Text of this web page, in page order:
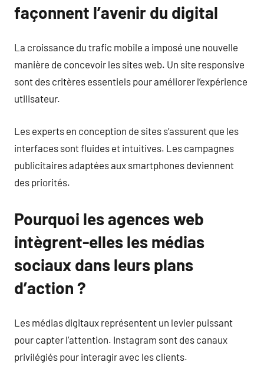
façonnent l’avenir du digital
La croissance du trafic mobile a imposé une nouvelle
manière de concevoir les sites web. Un site responsive
sont des critères essentiels pour améliorer l’expérience
utilisateur.
Les experts en conception de sites s’assurent que les
interfaces sont fluides et intuitives. Les campagnes
publicitaires adaptées aux smartphones deviennent
des priorités.
Pourquoi les agences web
intègrent-elles les médias
sociaux dans leurs plans
d’action ?
Les médias digitaux représentent un levier puissant
pour capter l’attention. Instagram sont des canaux
privilégiés pour interagir avec les clients.